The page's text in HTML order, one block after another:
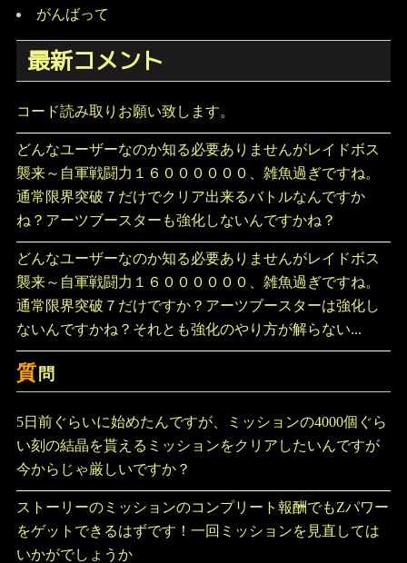
がんばって
最新コメント
コード読み取りお願い致します。
どんなユーザーなのか知る必要ありませんがレイドボス
襲来～自軍戦闘力１６００００００、雑魚過ぎですね。
通常限界突破７だけでクリア出来るバトルなんですか
ね？アーツブースターも強化しないんですかね？
どんなユーザーなのか知る必要ありませんがレイドボス
襲来～自軍戦闘力１６００００００、雑魚過ぎですね。
通常限界突破７だけですか？アーツブースターは強化し
ないんですかね？それとも強化のやり方が解らない...
質 問
5日前ぐらいに始めたんですが、ミッションの4000個ぐら
い刻の結晶を貰えるミッションをクリアしたいんですが
今からじゃ厳しいですか？
ストーリーのミッションのコンプリート報酬でもZパワー
をゲットできるはずです！一回ミッションを見直しては
いかがでしょうか